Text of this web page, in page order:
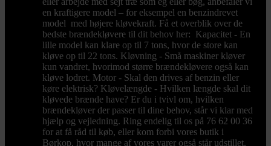
en kraftigere model – for eksempel en benzindrevet
model med højere kløvekraft. Få et overblik over de
bedste brændekløvere til dit behov her: Kapacitet - En
lille model kan klare op til 7 tons, hvor de store kan
kløve op til 22 tons. Kløvning - Små maskiner kløver
kun vandret, hvorimod større brændekløvere også kan
kløve lodret. Motor - Skal den drives af benzin eller
køre elektrisk? Kløvelængde - Hvilken længde skal dit
kløvede brænde have? Er du i tvivl om, hvilken
brændekløver der passer til dine behov, står vi klar med
hjælp og vejledning. Ring endelig til os på 76 62 00 36
for at få råd til køb, eller kom forbi vores butik i
Børkop, hvor mange af vores varer også står udstillet.